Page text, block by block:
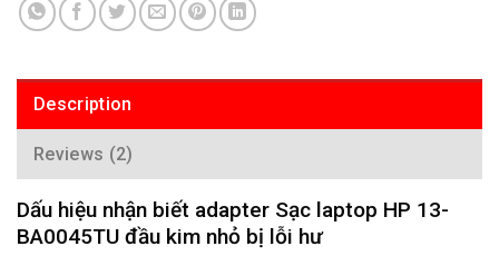
Description
Reviews (2)
Dấu hiệu nhận biết adapter Sạc laptop HP 13-
BA0045TU đầu kim nhỏ bị lỗi hư